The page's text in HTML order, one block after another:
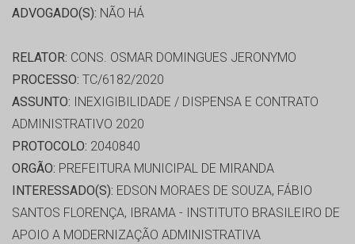
ADVOGADO(S): NÃO HÁ
RELATOR: CONS. OSMAR DOMINGUES JERONYMO
PROCESSO: TC/6182/2020
ASSUNTO: INEXIGIBILIDADE / DISPENSA E CONTRATO
ADMINISTRATIVO 2020
PROTOCOLO: 2040840
ORGÃO: PREFEITURA MUNICIPAL DE MIRANDA
INTERESSADO(S): EDSON MORAES DE SOUZA, FÁBIO
SANTOS FLORENÇA, IBRAMA - INSTITUTO BRASILEIRO DE
APOIO A MODERNIZAÇÃO ADMINISTRATIVA